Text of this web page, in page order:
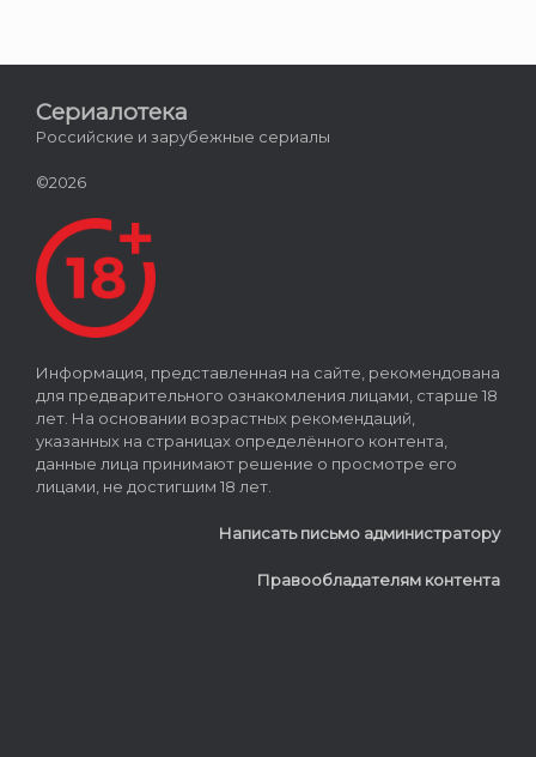
Сериалотека
Российские и зарубежные сериалы
©2026
Информация, представленная на сайте, рекомендована
для предварительного ознакомления лицами, старше 18
лет. На основании возрастных рекомендаций,
указанных на страницах определённого контента,
данные лица принимают решение о просмотре его
лицами, не достигшим 18 лет.
Написать письмо администратору
Правообладателям контента